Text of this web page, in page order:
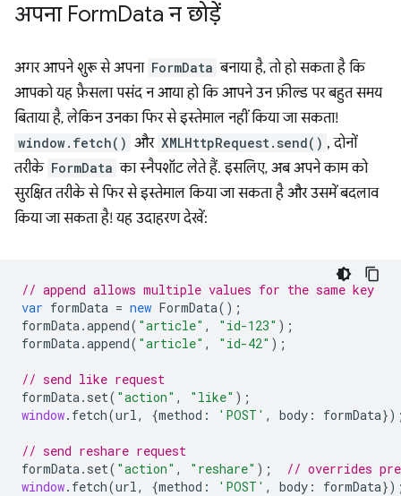
अपना FormData न छोड़ें
अगर आपने शुरू से अपना FormData बनाया है, तो हो सकता है कि
आपको यह फ़ैसला पसंद न आया हो कि आपने उन फ़ील्ड पर बहुत समय
बिताया है, लेकिन उनका फिर से इस्तेमाल नहीं किया जा सकता!
window.fetch() और XMLHttpRequest.send() , दोनों
तरीके FormData का स्नैपशॉट लेते हैं. इसलिए, अब अपने काम को
सुरक्षित तरीके से फिर से इस्तेमाल किया जा सकता है और उसमें बदलाव
किया जा सकता है! यह उदाहरण देखें:
// append allows multiple values for the same key
var formData = new FormData();
formData.append( "article" , "id-123" );
formData.append( "article" , "id-42" );
// send like request
formData. set( "action" , "like" );
window. fetch(url, {method : 'POST' , body : formData
// send reshare request
formData. set( "action" , "reshare" );
// overrides
window. fetch(url, {method : 'POST' , body : formData